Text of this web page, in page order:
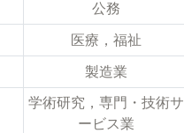
公務
医療，福祉
製造業
学術研究，専門・技術サ
ービス業